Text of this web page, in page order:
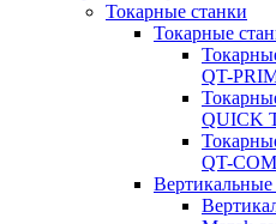
Токарные станки
Токарные
QT-
QUICK
QT-